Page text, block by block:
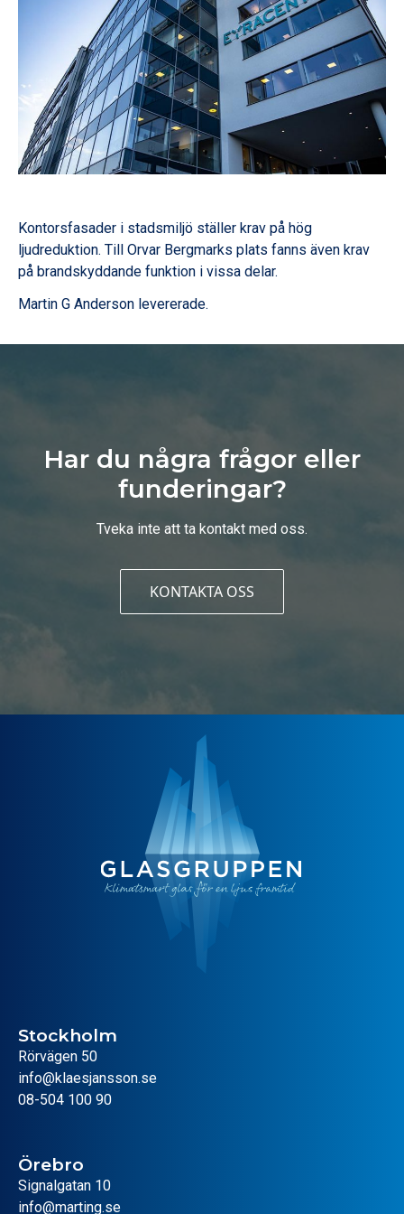
Kontorsfasader i stadsmiljö ställer krav på hög
ljudreduktion. Till Orvar Bergmarks plats fanns även krav
på brandskyddande funktion i vissa delar.
Martin G Anderson levererade.
Har du några frågor eller
funderingar?
Tveka inte att ta kontakt med oss.
KONTAKTA OSS
Stockholm
Rörvägen 50
info@klaesjansson.se
08-504 100 90
Örebro
Signalgatan 10
info@marting.se